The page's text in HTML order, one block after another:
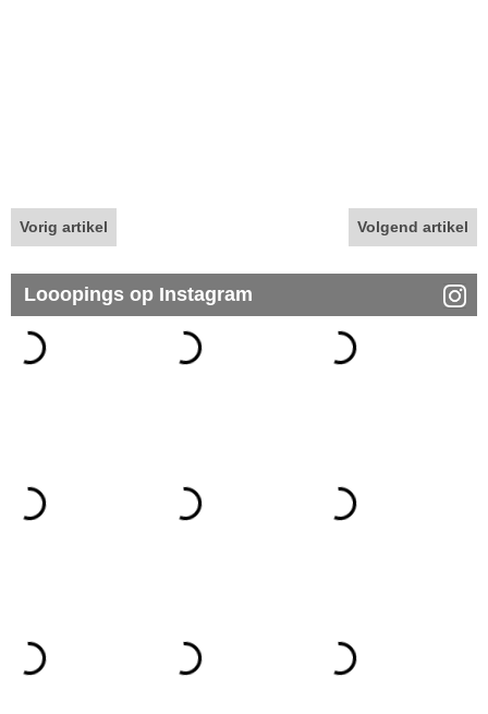
Vorig artikel Volgend artikel
Looopings op Instagram